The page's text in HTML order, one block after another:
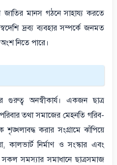
জাতির মানস গঠনে সাহায্য করতে
দ্রব্য ব্যবহার সম্পর্কে জনমত
নিতে পারে।
গুরুত্ব অনস্বীকার্য। একজন ছাত্র
তথা সমাজের মেহনতি গরিব-
করার সংগ্রামে ঝাঁপিয়ে
কালভার্ট নির্মাণ ও সংস্কার এবং
সকল সমস্যার সমাধানে ছাত্রসমাজ